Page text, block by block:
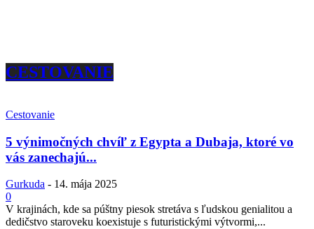
CESTOVANIE
Cestovanie
5 výnimočných chvíľ z Egypta a Dubaja, ktoré vo
vás zanechajú...
Gurkuda - 14. mája 2025
0
V krajinách, kde sa púštny piesok stretáva s ľudskou genialitou a
dedičstvo staroveku koexistuje s futuristickými výtvormi,...